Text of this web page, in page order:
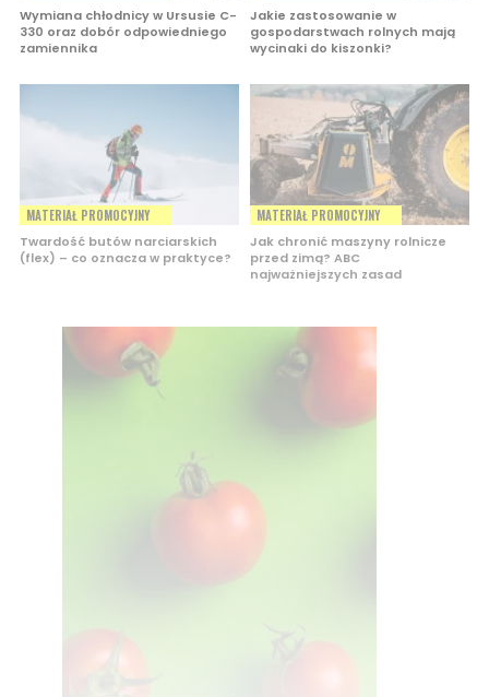
Wymiana chłodnicy w Ursusie C-
330 oraz dobór odpowiedniego
zamiennika
Jakie zastosowanie w
gospodarstwach rolnych mają
wycinaki do kiszonki?
MATERIAŁ PROMOCYJNY
Twardość butów narciarskich
(flex) – co oznacza w praktyce?
MATERIAŁ PROMOCYJNY
Jak chronić maszyny rolnicze
przed zimą? ABC
najważniejszych zasad